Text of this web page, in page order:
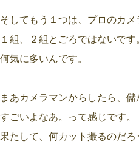
そしてもう１つは、プロのカメ
１組、２組とごろではないです。
何気に多いんです。
まあカメラマンからしたら、儲
すごいよなあ。って感じです。
果たして、何カット撮るのだ